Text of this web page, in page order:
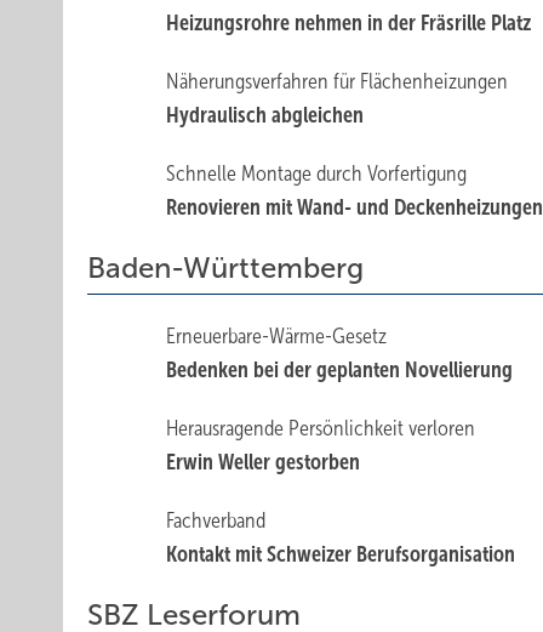
Heizungsrohre nehmen in der ­Fräsrille Platz
Näherungsverfahren für Flächenheizungen
Hydraulisch abgleichen
Schnelle Montage durch Vorfertigung
Renovieren mit Wand- und Deckenheizungen
Baden-Württemberg
Erneuerbare-Wärme-Gesetz
Bedenken bei der geplanten Novellierung
Herausragende Persönlichkeit verloren
Erwin Weller gestorben
Fachverband
Kontakt mit Schweizer Berufsorganisation
SBZ Leserforum